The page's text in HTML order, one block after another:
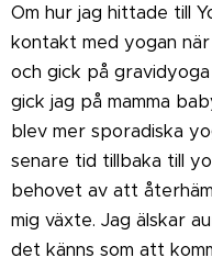
Om hur jag hittade till
kontakt med yogan
och gick på
gick jag på mamma
blev mer sporadiska
senare tid tillbaka till
behovet av att
mig växte. Jag älskar
det känns som att